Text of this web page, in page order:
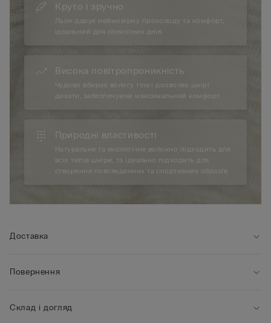
Круто і зручно
Льон дарує неймовірну прохолоду та комфорт,
ідеальний для спекотних днів.
Висока повітропроникність
Чудово вбирає вологу тіла і дозволяє шкірі
дихати, забезпечуючи максимальний комфорт.
Природні властивості
Натуральне та екологічне волокно підходить для
всіх типів шкіри, та ідеально підходить для
створення повсякденних та спортивних образів.
Доставка
Повернення
Склад і догляд